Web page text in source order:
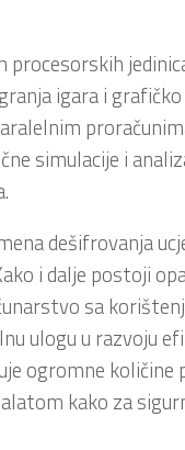
igara i
simulacije i
dešifrovanja
i dalje postoji
sa
ulogu u razvoju
ogromne količine
kako za